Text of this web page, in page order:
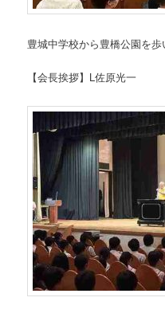
豊城中学校から豊橋公園を歩
【会長挨拶】L佐原光一